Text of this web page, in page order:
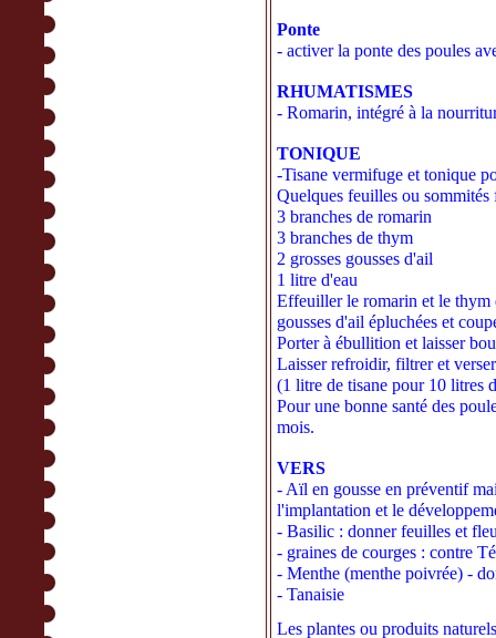
Ponte
- activer la ponte des poules
RHUMATISMES
- Romarin, intégré à la
TONIQUE
-Tisane vermifuge et tonique
Quelques feuilles ou sommités
3 branches de romarin
3 branches de thym
2 grosses gousses d'ail
1 litre d'eau
Effeuiller le romarin et le thym
gousses d'ail épluchées et
Porter à ébullition et laisser
Laisser refroidir, filtrer et
(1 litre de tisane pour 10 litres
Pour une bonne santé des
mois.
VERS
- Aïl en gousse en préventif
l'implantation et le
- Basilic : donner feuilles et
- graines de courges : contre
- Menthe (menthe poivrée) -
- Tanaisie
Les plantes ou produits